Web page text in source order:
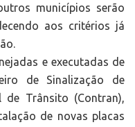
municípios serão
aos critérios já
e executadas de
de Sinalização de
de Trânsito (Contran),
de novas placas